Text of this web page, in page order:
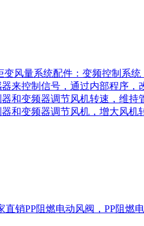
变风量系统配件：变频控制系
来控制信号，通过内部程序
和变频器调节风机转速，维
和变频器调节风机，增大风机
直销PP阻燃电动风阀，PP阻燃